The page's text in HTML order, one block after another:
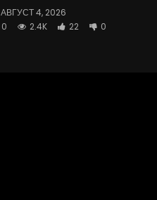
АВГУСТ 4, 2026
0
2.4K 22 0